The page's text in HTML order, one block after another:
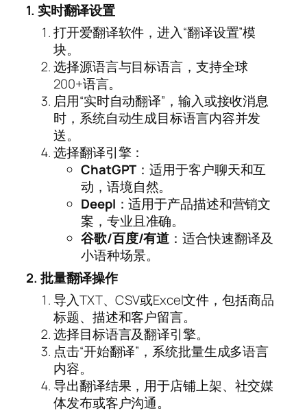
1. 实时翻译设置
打开爱翻译软件，进入“翻译设置”模
块。
选择源语言与目标语言，支持全球
200+语言。
启用“实时自动翻译”，输入或接收消息
时，系统自动生成目标语言内容并发
送。
选择翻译引擎：
ChatGPT ：适用于客户聊天和互
动，语境自然。
Deepl ：适用于产品描述和营销文
案，专业且准确。
谷歌/百度/有道 ：适合快速翻译及
小语种场景。
2. 批量翻译操作
导入TXT、CSV或Excel文件，包括商品
标题、描述和客户留言。
选择目标语言及翻译引擎。
点击“开始翻译”，系统批量生成多语言
内容。
导出翻译结果，用于店铺上架、社交媒
体发布或客户沟通。